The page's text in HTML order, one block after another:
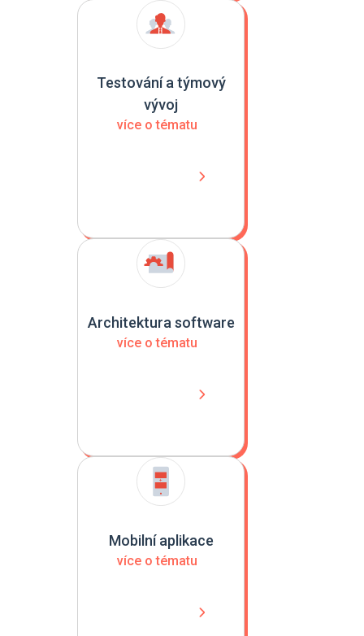
Testování a týmový
vývoj
více o tématu
Architektura software
více o tématu
Mobilní aplikace
více o tématu